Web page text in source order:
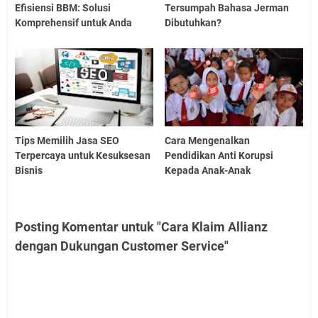
Efisiensi BBM: Solusi
Komprehensif untuk Anda
Tersumpah Bahasa Jerman
Dibutuhkan?
Tips Memilih Jasa SEO
Terpercaya untuk Kesuksesan
Bisnis
Cara Mengenalkan
Pendidikan Anti Korupsi
Kepada Anak-Anak
Posting Komentar untuk "Cara Klaim Allianz
dengan Dukungan Customer Service"